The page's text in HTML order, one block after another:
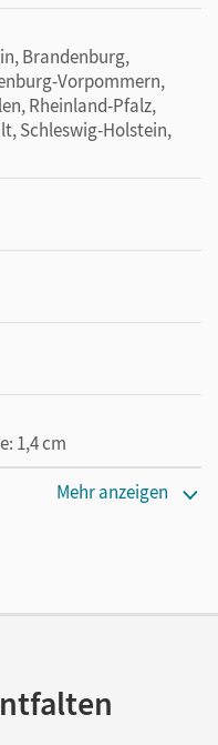
Brandenburg,
Vorpommern,
Rheinland-Pfalz,
Schleswig-Holstein,
1,4 cm
Mehr anzeigen